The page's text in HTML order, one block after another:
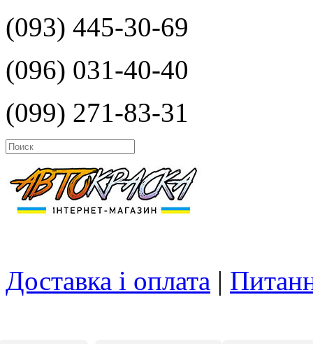
(093) 445-30-69
(096) 031-40-40
(099) 271-83-31
Доставка і оплата |